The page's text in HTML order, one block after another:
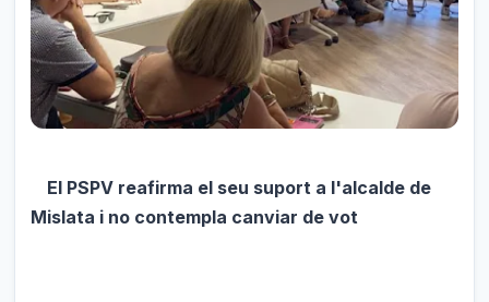
El PSPV reafirma el seu suport a l'alcalde de
Mislata i no contempla canviar de vot